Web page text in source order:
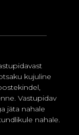
kujuline
Vastupidav
jäta nahale
nahale.